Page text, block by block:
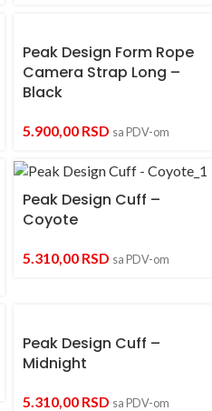
Peak Design Form Rope
Camera Strap Long –
Black
5.900,00 RSD sa PDV-om
Peak Design Cuff –
Coyote
5.310,00 RSD sa PDV-om
Peak Design Cuff –
Midnight
5.310,00 RSD sa PDV-om